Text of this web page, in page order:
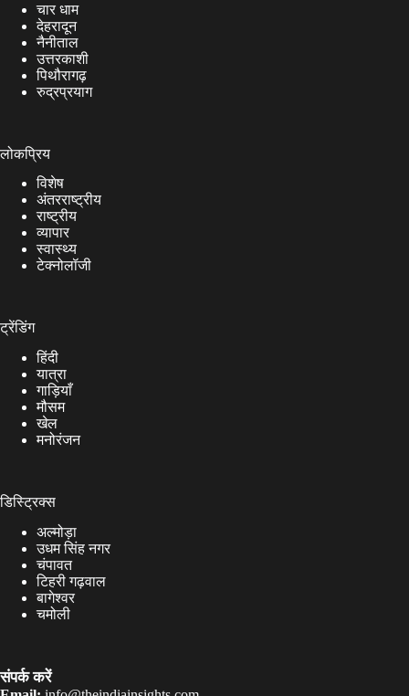
चार धाम
देहरादून
नैनीताल
उत्तरकाशी
पिथौरागढ़
रुद्रप्रयाग
लोकप्रिय
विशेष
अंतरराष्ट्रीय
राष्ट्रीय
व्यापार
स्वास्थ्य
टेक्नोलॉजी
ट्रेंडिंग
हिंदी
यात्रा
गाड़ियाँ
मौसम
खेल
मनोरंजन
डिस्ट्रिक्स
अल्मोड़ा
उधम सिंह नगर
चंपावत
टिहरी गढ़वाल
बागेश्वर
चमोली
संपर्क करें